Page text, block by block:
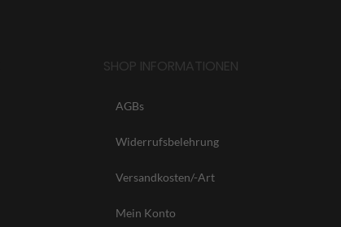
SHOP INFORMATIONEN
AGBs
Widerrufsbelehrung
Versandkosten/-Art
Mein Konto